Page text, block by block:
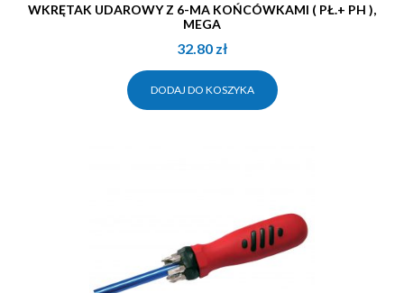
WKRĘTAK UDAROWY Z 6-MA KOŃCÓWKAMI ( PŁ.+ PH ),
MEGA
32.80 zł
DODAJ DO KOSZYKA